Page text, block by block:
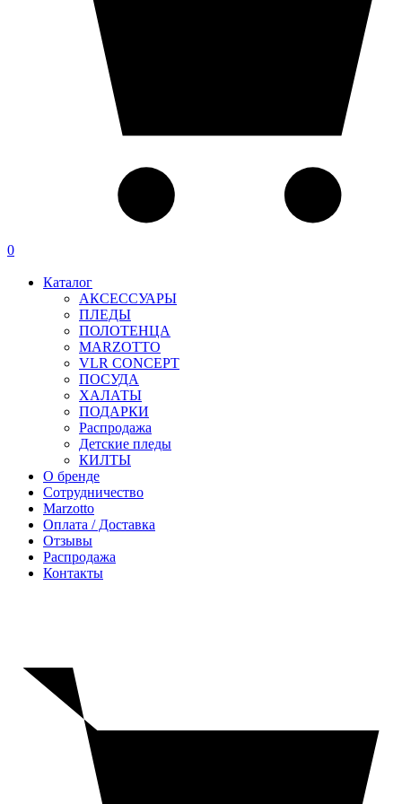
0
Каталог
АКСЕССУАРЫ
ПЛЕДЫ
ПОЛОТЕНЦА
MARZOTTO
VLR CONCEPT
ПОСУДА
ХАЛАТЫ
ПОДАРКИ
Распродажа
Детские пледы
КИЛТЫ
О бренде
Сотрудничество
Marzotto
Оплата / Доставка
Отзывы
Распродажа
Контакты